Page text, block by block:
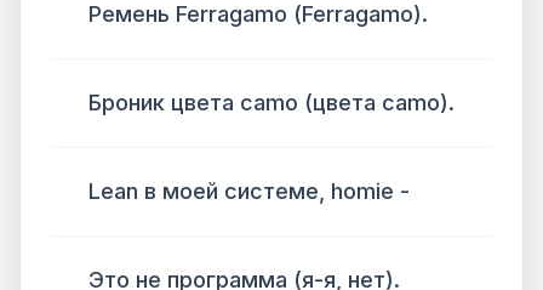
Ремень Ferragamo (Ferragamo).
Броник цвета camo (цвета camo).
Lean в моей системе, homie -
Это не программа (я-я, нет).